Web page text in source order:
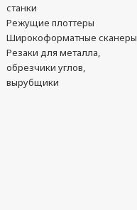
станки
Режущие плоттеры
Широкоформатные сканеры
Резаки для металла,
обрезчики углов,
вырубщики